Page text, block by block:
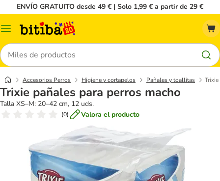
ENVÍO GRATUITO desde 49 € | Solo 1,99 € a partir de 29 €
Menú
Buscar
Accesorios Perros Higiene y cortapelos Pañales y toallitas
Trixie pañales para perros macho
Talla XS–M: 20–42 cm, 12 uds.
(0) Valora el producto